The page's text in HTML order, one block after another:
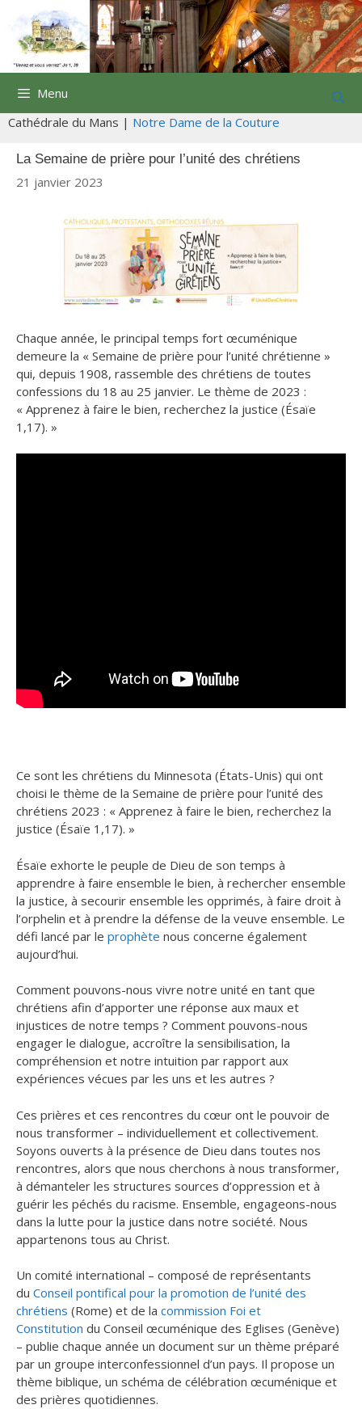
contenu
Menu
Cathédrale du Mans | Notre Dame de la Couture
La Semaine de prière pour l’unité des chrétiens
21 janvier 2023
Chaque année, le principal temps fort œcuménique
demeure la « Semaine de prière pour l’unité chrétienne »
qui, depuis 1908, rassemble des chrétiens de toutes
confessions du 18 au 25 janvier. Le thème de 2023 :
« Apprenez à faire le bien, recherchez la justice (Ésaïe
1,17). »
Ce sont les chrétiens du Minnesota (États-Unis) qui ont
choisi le thème de la Semaine de prière pour l’unité des
chrétiens 2023 : « Apprenez à faire le bien, recherchez la
justice (Ésaïe 1,17). »
Ésaïe exhorte le peuple de Dieu de son temps à
apprendre à faire ensemble le bien, à rechercher ensemble
la justice, à secourir ensemble les opprimés, à faire droit à
l’orphelin et à prendre la défense de la veuve ensemble. Le
défi lancé par le prophète nous concerne également
aujourd’hui.
Comment pouvons-nous vivre notre unité en tant que
chrétiens afin d’apporter une réponse aux maux et
injustices de notre temps ? Comment pouvons-nous
engager le dialogue, accroître la sensibilisation, la
compréhension et notre intuition par rapport aux
expériences vécues par les uns et les autres ?
Ces prières et ces rencontres du cœur ont le pouvoir de
nous transformer – individuellement et collectivement.
Soyons ouverts à la présence de Dieu dans toutes nos
rencontres, alors que nous cherchons à nous transformer,
à démanteler les structures sources d’oppression et à
guérir les péchés du racisme. Ensemble, engageons-nous
dans la lutte pour la justice dans notre société. Nous
appartenons tous au Christ.
Un comité international – composé de représentants
du Conseil pontifical pour la promotion de l’unité des
chrétiens (Rome) et de la commission Foi et
Constitution du Conseil œcuménique des Eglises (Genève)
– publie chaque année un document sur un thème préparé
par un groupe interconfessionnel d’un pays. Il propose un
thème biblique, un schéma de célébration œcuménique et
des prières quotidiennes.